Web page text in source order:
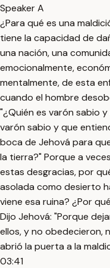
Speaker A
¿Para qué es una
tiene la capacidad de
una nación, una
emocionalmente,
mentalmente, de esta
cuando el hombre
"¿Quién es varón sabio
varón sabio y que
boca de Jehová para
la tierra?" Porque a
estas desgracias, por
asolada como desierto
viene esa ruina? ¿Por
Dijo Jehová: "Porque
ellos, y no obedecieron,
abrió la puerta a la
03:41